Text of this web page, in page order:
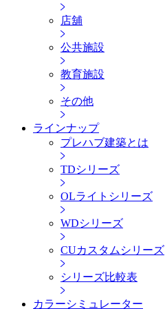
店舖
公共施設
教育施設
その他
ラインナップ
プレハブ建築とは
TDシリーズ
OLライトシリーズ
WDシリーズ
CUカスタムシリーズ
シリーズ比較表
カラーシミュレーター